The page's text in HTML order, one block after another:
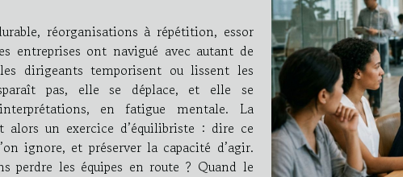
réorganisations à répétition, essor
entreprises ont navigué avec autant de
dirigeants temporisent ou lissent les
pas, elle se déplace, et elle se
en fatigue mentale. La
un exercice d’équilibriste : dire ce
ignore, et préserver la capacité d’agir.
les équipes en route ? Quand le